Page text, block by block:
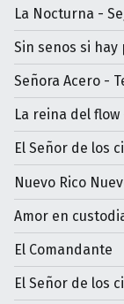
La Nocturna -
Sin senos si
Señora Acero -
La reina del
El Señor de los
Nuevo Rico
Amor en
El Comandante
El Señor de los